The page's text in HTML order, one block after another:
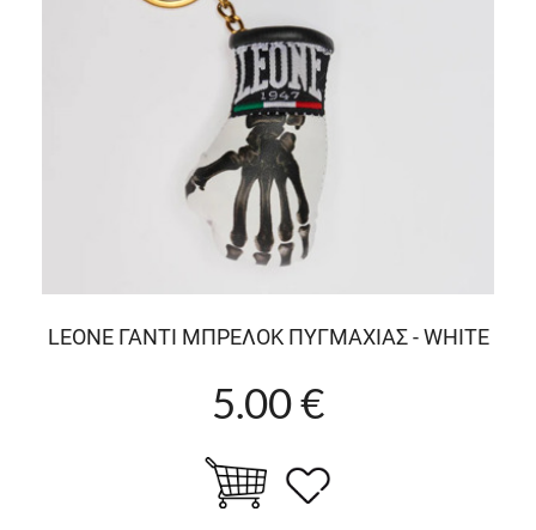
LEONE ΓΑΝΤΙ ΜΠΡΕΛΟΚ ΠΥΓΜΑΧΙΑΣ - WHITE
5.00 €